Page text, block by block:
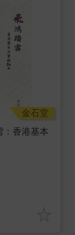
金石堂
：香港基本